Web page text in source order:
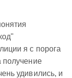
я с порога
получение
удивились, и